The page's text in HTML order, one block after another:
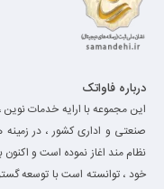
درباره فاواتک
این مجموعه با ارایه خدمات نوین
صنعتی و اداری کشور ، در
نظام مند اغاز نموده است و
خود ، توانسته است با توسعه